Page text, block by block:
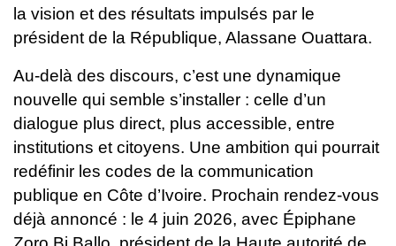
la vision et des résultats impulsés par le
président de la République, Alassane Ouattara.
Au-delà des discours, c’est une dynamique
nouvelle qui semble s’installer : celle d’un
dialogue plus direct, plus accessible, entre
institutions et citoyens. Une ambition qui pourrait
redéfinir les codes de la communication
publique en Côte d’Ivoire. Prochain rendez-vous
déjà annoncé : le 4 juin 2026, avec Épiphane